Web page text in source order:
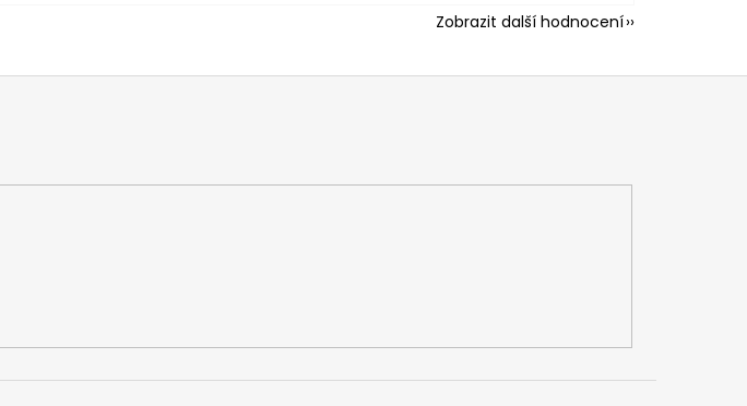
Zobrazit další hodnocení